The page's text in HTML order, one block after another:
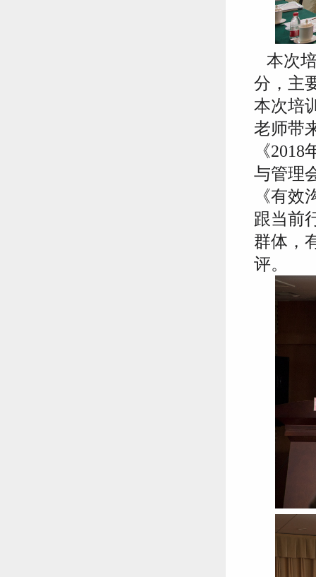
本次
分，主
本次培
老师带
《
与管理
《有
跟当前
群体，
评。